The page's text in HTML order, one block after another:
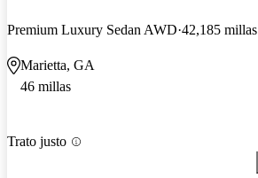
Premium Luxury Sedan AWD 42,185 millas
Marietta, GA
46 millas
Trato justo